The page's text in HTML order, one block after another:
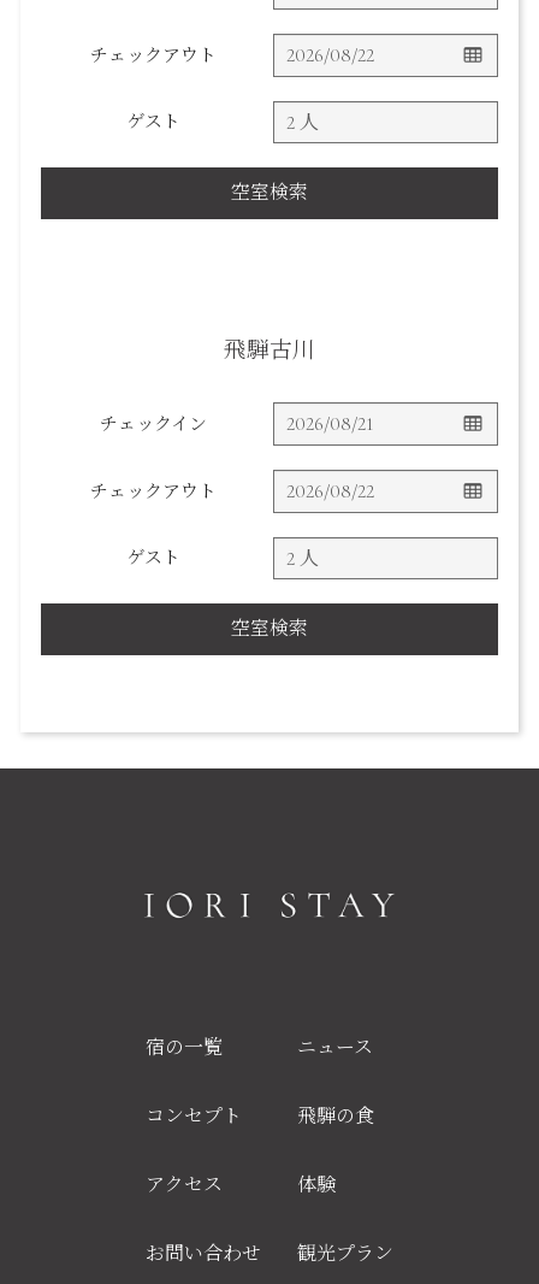
チェックアウト
ゲスト
空室検索
飛騨古川
チェックイン
チェックアウト
ゲスト
空室検索
宿の一覧
コンセプト
アクセス
お問い合わせ
ニュース
飛騨の食
体験
観光プラン